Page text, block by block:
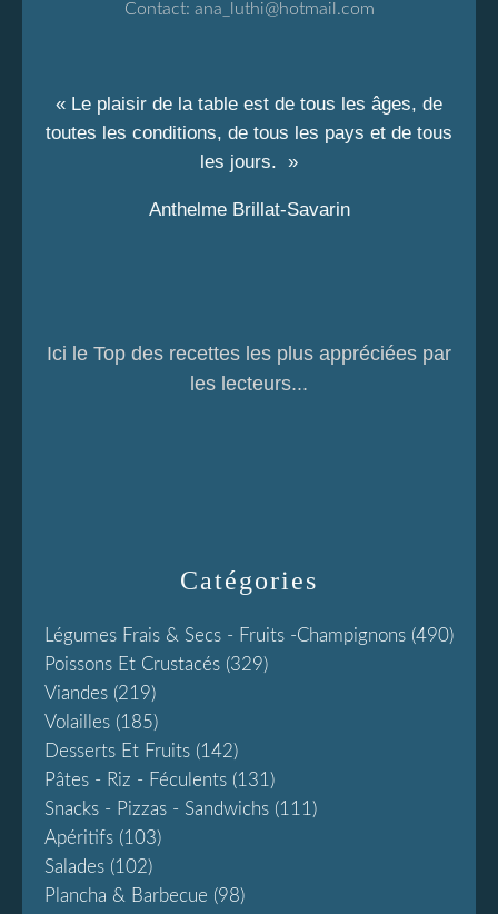
Catégories
Légumes Frais & Secs - Fruits -champignons (490)
Poissons Et Crustacés (329)
Viandes (219)
Volailles (185)
Desserts Et Fruits (142)
Pâtes - Riz - Féculents (131)
Snacks - Pizzas - Sandwichs (111)
Apéritifs (103)
Salades (102)
Plancha & Barbecue (98)
Contact: ana_luthi@hotmail.com
« Le plaisir de la table est de tous les âges, de
toutes les conditions, de tous les pays et de tous
les jours. »
Anthelme Brillat-Savarin
Ici le Top des recettes les plus appréciées par
les lecteurs...